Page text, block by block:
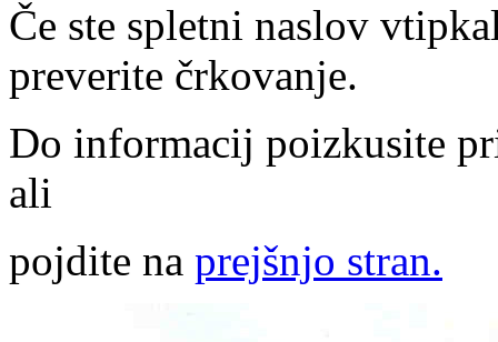
Če ste spletni naslov
preverite črkovanje.
Do informacij poizkusite
ali
pojdite na prejšnjo stran.